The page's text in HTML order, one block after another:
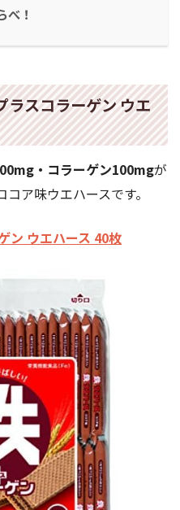
べ！
ラスコラーゲン ウエ
・コラーゲン100mgが
ア味ウエハースです。
ン ウエハース 40枚